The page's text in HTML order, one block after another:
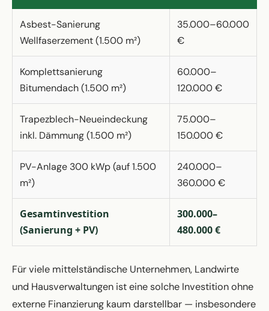
Asbest-Sanierung
Wellfaserzement (1.500 m²)
35.000–60.000
€
Komplettsanierung
Bitumendach (1.500 m²)
60.000–
120.000 €
Trapezblech-Neueindeckung
inkl. Dämmung (1.500 m²)
75.000–
150.000 €
PV-Anlage 300 kWp (auf 1.500
m²)
240.000–
360.000 €
Gesamtinvestition
(Sanierung + PV)
300.000–
480.000 €
Für viele mittelständische Unternehmen, Landwirte
und Hausverwaltungen ist eine solche Investition ohne
externe Finanzierung kaum darstellbar — insbesondere